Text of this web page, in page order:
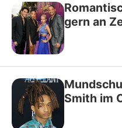
gern an
Smith im